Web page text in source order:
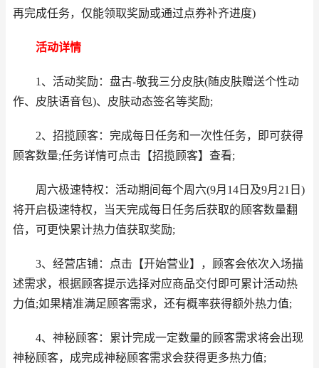
再完成任务，仅能领取奖励或通过点券补齐进度)
活动详情
1、活动奖励：盘古-敬我三分皮肤(随皮肤赠送个性动
作、皮肤语音包)、皮肤动态签名等奖励;
2、招揽顾客：完成每日任务和一次性任务，即可获得
顾客数量;任务详情可点击【招揽顾客】查看;
周六极速特权：活动期间每个周六(9月14日及9月21日)
将开启极速特权，当天完成每日任务后获取的顾客数量翻
倍，可更快累计热力值获取奖励;
3、经营店铺：点击【开始营业】，顾客会依次入场描
述需求，根据顾客提示选择对应商品交付即可累计活动热
力值;如果精准满足顾客需求，还有概率获得额外热力值;
4、神秘顾客：累计完成一定数量的顾客需求将会出现
神秘顾客，成完成神秘顾客需求会获得更多热力值;